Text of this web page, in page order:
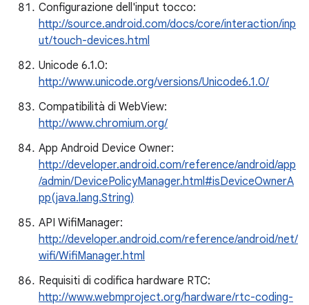
Configurazione dell'input tocco:
http://source.android.com/docs/core/interaction/inp
ut/touch-devices.html
Unicode 6.1.0:
http://www.unicode.org/versions/Unicode6.1.0/
Compatibilità di WebView:
http://www.chromium.org/
App Android Device Owner:
http://developer.android.com/reference/android/app
/admin/DevicePolicyManager.html#isDeviceOwnerA
pp(java.lang.String)
API WifiManager:
http://developer.android.com/reference/android/net/
wifi/WifiManager.html
Requisiti di codifica hardware RTC:
http://www.webmproject.org/hardware/rtc-coding-